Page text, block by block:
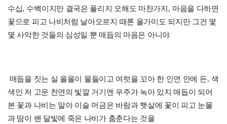
수십, 수백이지만 결국은 풀리지 오해도 마찬가지 , 마음을 다하면
꽃으로 피고 나비처럼 날아오르지 때론 올가미도 되지만 그건 몇
몇 사악한 것들의 심성일 뿐 매듭의 마음은 아니야
매듭을 짓는 실 올올이 물들이고 여럿을 꼬아 한 인연 안에 든, 색
색인 저 고운 천연의 빛깔 거기엔 우주가 녹아 있지 매듭이 되어
본 꽃과 나비는 알아 이슬 머금은 바람과 햇살에 꽃이 피고 눈물
과 땀이 밴 달빛에 죽은 나비가 춤춘다는 것을